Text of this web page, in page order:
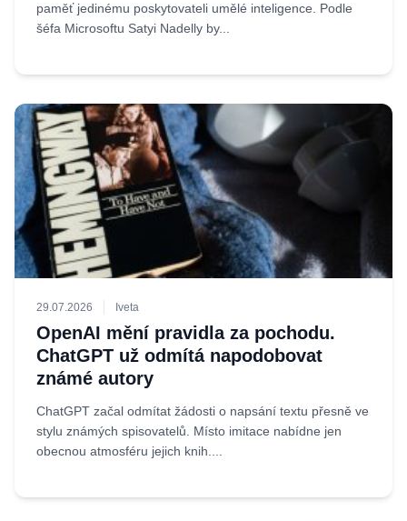
paměť jedinému poskytovateli umělé inteligence. Podle
šéfa Microsoftu Satyi Nadelly by...
29.07.2026 Iveta
OpenAI mění pravidla za pochodu.
ChatGPT už odmítá napodobovat
známé autory
ChatGPT začal odmítat žádosti o napsání textu přesně ve
stylu známých spisovatelů. Místo imitace nabídne jen
obecnou atmosféru jejich knih....